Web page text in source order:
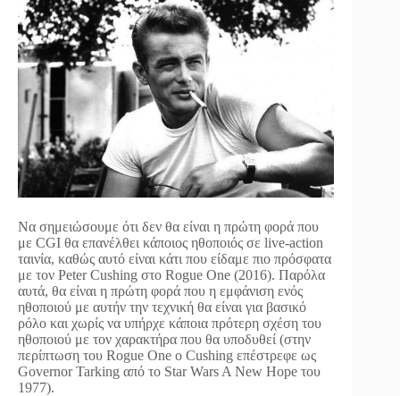
Να σημειώσουμε ότι δεν θα είναι η πρώτη φορά που
με CGI θα επανέλθει κάποιος ηθοποιός σε live-action
ταινία, καθώς αυτό είναι κάτι που είδαμε πιο πρόσφατα
με τον Peter Cushing στο Rogue One (2016). Παρόλα
αυτά, θα είναι η πρώτη φορά που η εμφάνιση ενός
ηθοποιού με αυτήν την τεχνική θα είναι για βασικό
ρόλο και χωρίς να υπήρχε κάποια πρότερη σχέση του
ηθοποιού με τον χαρακτήρα που θα υποδυθεί (στην
περίπτωση του Rogue One ο Cushing επέστρεφε ως
Governor Tarking από το Star Wars A New Hope του
1977).